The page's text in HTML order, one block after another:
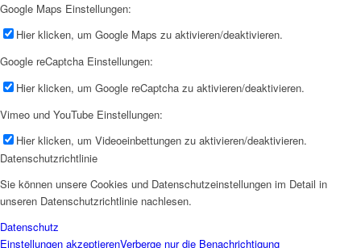
Google Maps Einstellungen:
Hier klicken, um Google Maps zu aktivieren/deaktivieren.
Google reCaptcha Einstellungen:
Hier klicken, um Google reCaptcha zu aktivieren/deaktivieren.
Vimeo und YouTube Einstellungen:
Hier klicken, um Videoeinbettungen zu aktivieren/deaktivieren.
Datenschutzrichtlinie
Sie können unsere Cookies und Datenschutzeinstellungen im Detail in
unseren Datenschutzrichtlinie nachlesen.
Datenschutz
Einstellungen akzeptierenVerberge nur die Benachrichtigung